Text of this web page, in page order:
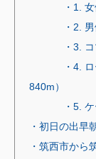
・1.
・2.
・3.
・4.
840m）
・5.
・初日の出早
・筑西市から